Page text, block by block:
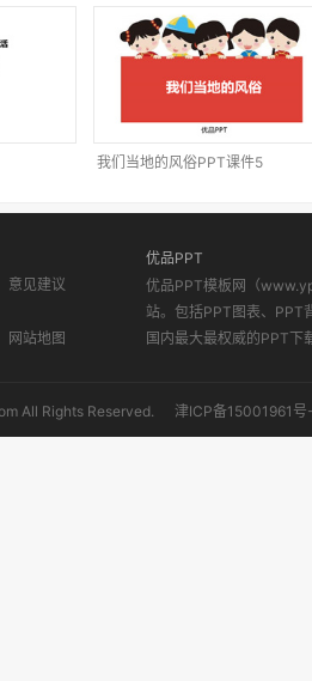
我们当地的风俗PPT课件5
意见建议
网站地图
优品PPT
优品PPT模板网（
站。包括PPT图表、PPT
国内最大最权威的PPT下
All Rights Reserved. 津ICP备15001961号